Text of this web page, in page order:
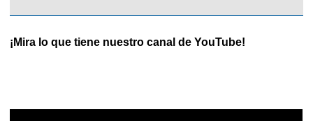
¡Mira lo que tiene nuestro canal de YouTube!